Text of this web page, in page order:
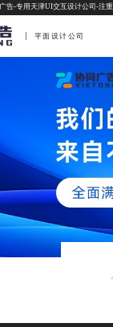
告-专用天津UI交互设计公司-注
平面设计公司